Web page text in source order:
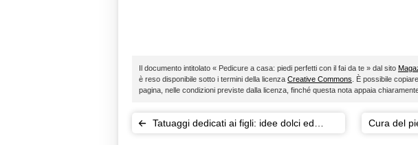
Il documento intitolato « Pedicure a casa: piedi perfetti con il fai da te » dal sito
è reso disponibile sotto i termini della licenza Creative Commons . È possibile
pagina, nelle condizioni previste dalla licenza, finché questa nota appaia
Tatuaggi dedicati ai figli: idee dolci ed
Cura del